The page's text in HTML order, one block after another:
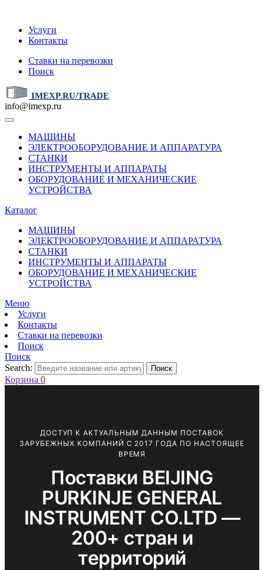
Услуги
Контакты
Ставки на перевозки
Поиск
IMEXP.RU/TRADE
info@imexp.ru
МАШИНЫ
ЭЛЕКТРООБОРУДОВАНИЕ И АППАРАТУРА
СТАНКИ
ИНСТРУМЕНТЫ И АППАРАТЫ
ОБОРУДОВАНИЕ И МЕХАНИЧЕСКИЕ
УСТРОЙСТВА
Каталог
МАШИНЫ
ЭЛЕКТРООБОРУДОВАНИЕ И АППАРАТУРА
СТАНКИ
ИНСТРУМЕНТЫ И АППАРАТЫ
ОБОРУДОВАНИЕ И МЕХАНИЧЕСКИЕ
УСТРОЙСТВА
Меню
Услуги
Контакты
Ставки на перевозки
Поиск
Поиск
Search:
Поиск
Корзина 0
ДОСТУП К АКТУАЛЬНЫМ ДАННЫМ ПОСТАВОК
ЗАРУБЕЖНЫХ КОМПАНИЙ С 2017 ГОДА ПО НАСТОЯЩЕЕ
ВРЕМЯ
Поставки BEIJING
PURKINJE GENERAL
INSTRUMENT CO.LTD —
200+ стран и
территорий